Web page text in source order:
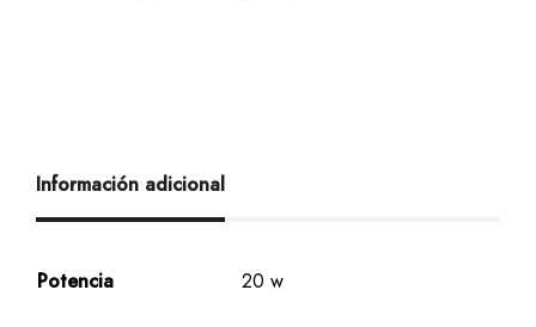
Información adicional
Potencia 20 w